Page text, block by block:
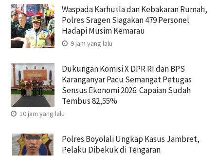
Waspada Karhutla dan Kebakaran Rumah,
Polres Sragen Siagakan 479 Personel
Hadapi Musim Kemarau
9 jam yang lalu
Dukungan Komisi X DPR RI dan BPS
Karanganyar Pacu Semangat Petugas
Sensus Ekonomi 2026: Capaian Sudah
Tembus 82,55%
10 jam yang lalu
Polres Boyolali Ungkap Kasus Jambret,
Pelaku Dibekuk di Tengaran